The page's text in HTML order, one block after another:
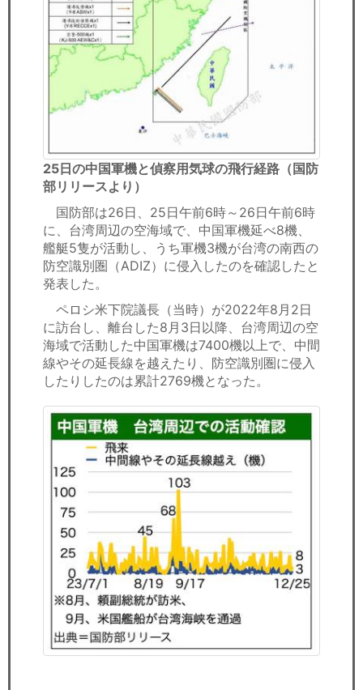
25日の中国軍機と偵察用気球の飛行経路（国防
部リリースより）
国防部は26日、25日午前6時～26日午前6時
に、台湾周辺の空海域で、中国軍機延べ8機、
艦艇5隻が活動し、うち軍機3機が台湾の南西の
防空識別圏（ADIZ）に侵入したのを確認したと
発表した。
ペロシ米下院議長（当時）が2022年8月2日
に訪台し、離台した8月3日以降、台湾周辺の空
海域で活動した中国軍機は7400機以上で、中間
線やその延長線を越えたり、防空識別圏に侵入
したりしたのは累計2769機となった。